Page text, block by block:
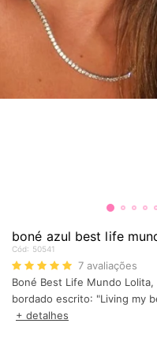
boné azul best life
Cód: 50541
7 avaliações
Boné Best Life Mundo
bordado escrito: "Living my
+ detalhes